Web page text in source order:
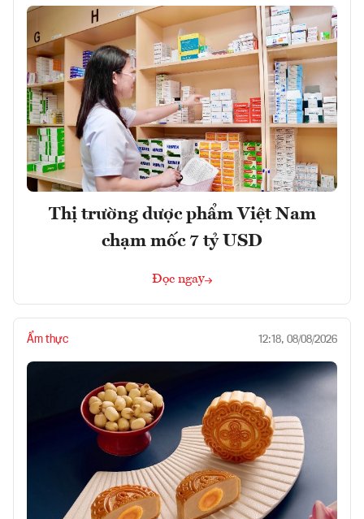
Thị trường dược phẩm Việt Nam
chạm mốc 7 tỷ USD
Đọc ngay
Ẩm thực 12:18, 08/08/2026